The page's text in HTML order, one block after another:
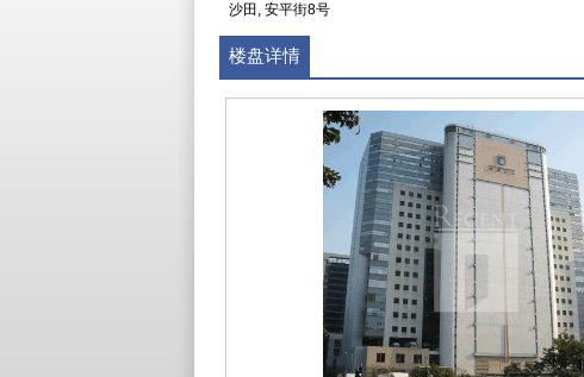
沙田, 安平街8号
楼盘详情